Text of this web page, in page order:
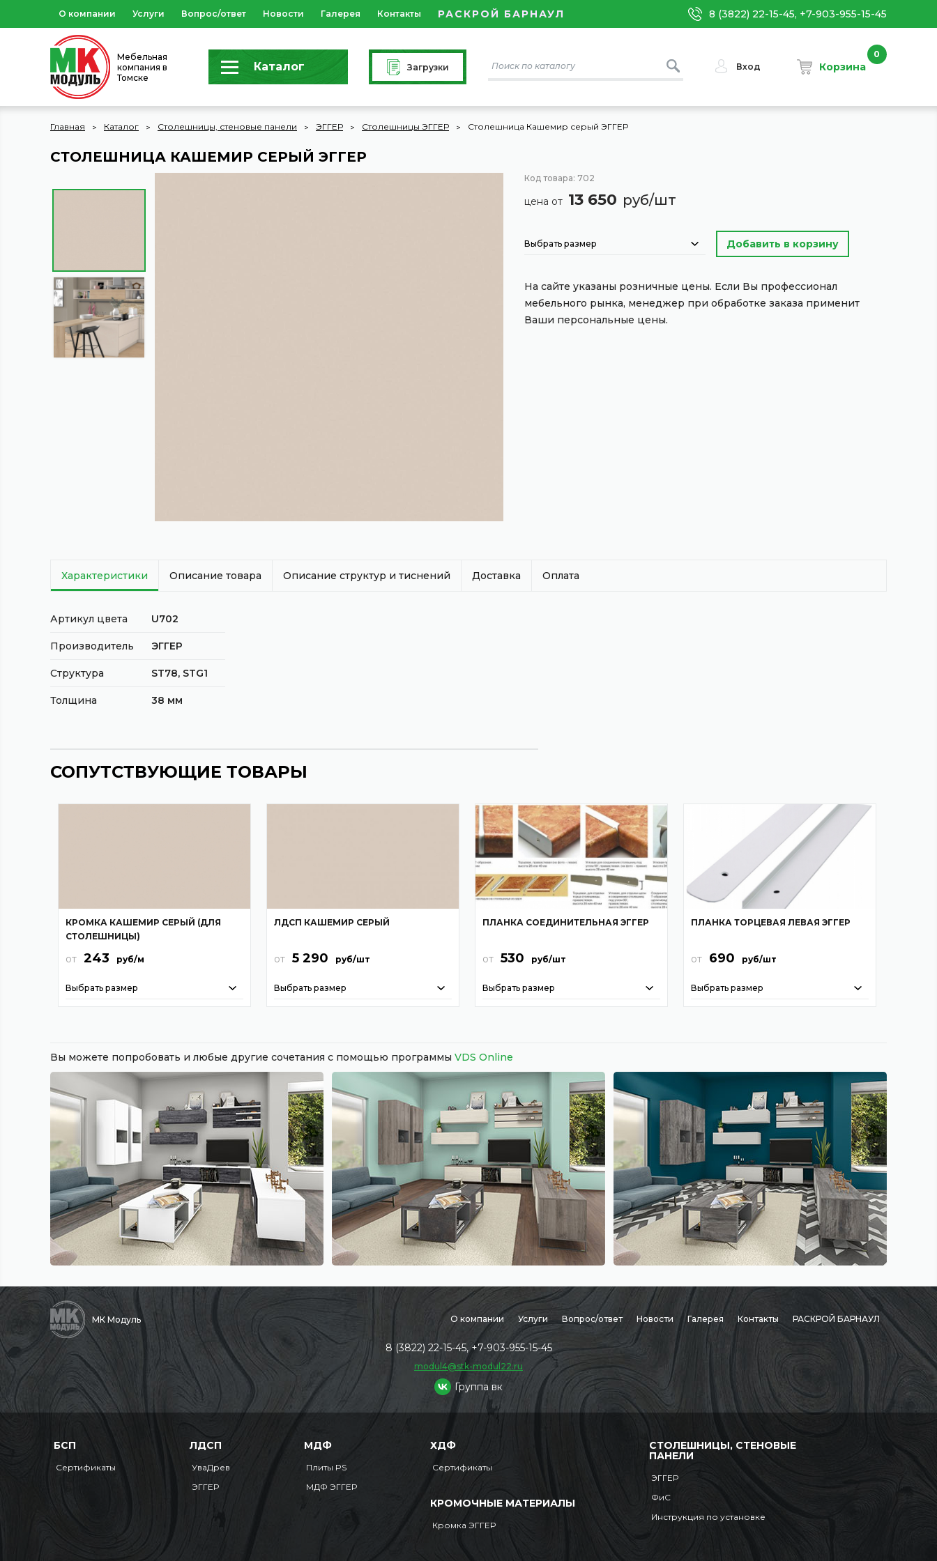
О компании Услуги Вопрос/ответ Новости Галерея Контакты РАСКРОЙ БАРНАУЛ 8 (3822) 22-15-45, +7-903-955-15-45
Мебельная
компания в
Томске
Каталог Загрузки Вход Корзина
0
Главная Каталог Столешницы, стеновые панели ЭГГЕР Столешницы ЭГГЕР Столешница Кашемир серый ЭГГЕР
СТОЛЕШНИЦА КАШЕМИР СЕРЫЙ ЭГГЕР
Код товара: 702
цена от 13 650 руб/шт
Выбрать размер
На сайте указаны розничные цены. Если Вы профессионал
мебельного рынка, менеджер при обработке заказа применит
Ваши персональные цены.
Характеристики Описание товара Описание структур и тиснений Доставка Оплата
Артикул цвета U702
Производитель ЭГГЕР
Структура ST78, STG1
Толщина 38 мм
СОПУТСТВУЮЩИЕ ТОВАРЫ
КРОМКА КАШЕМИР СЕРЫЙ (ДЛЯ
СТОЛЕШНИЦЫ)
от 243 руб/м
Выбрать размер
ЛДСП КАШЕМИР СЕРЫЙ
от 5 290 руб/шт
Выбрать размер
ПЛАНКА СОЕДИНИТЕЛЬНАЯ ЭГГЕР
от 530 руб/шт
Выбрать размер
ПЛАНКА ТОРЦЕВАЯ ЛЕВАЯ ЭГГЕР
от 690 руб/шт
Выбрать размер
Вы можете попробовать и любые другие сочетания с помощью программы VDS Online
МК Модуль О компании Услуги Вопрос/ответ Новости Галерея Контакты РАСКРОЙ БАРНАУЛ
8 (3822) 22-15-45, +7-903-955-15-45
modul4@stk-modul22.ru
Группа вк
БСП
Сертификаты
ЛДСП
УваДрев
ЭГГЕР
МДФ
Плиты PS
МДФ ЭГГЕР
ХДФ
Сертификаты
КРОМОЧНЫЕ МАТЕРИАЛЫ
Кромка ЭГГЕР
СТОЛЕШНИЦЫ, СТЕНОВЫЕ
ПАНЕЛИ
ЭГГЕР
ФиС
Инструкция по установке